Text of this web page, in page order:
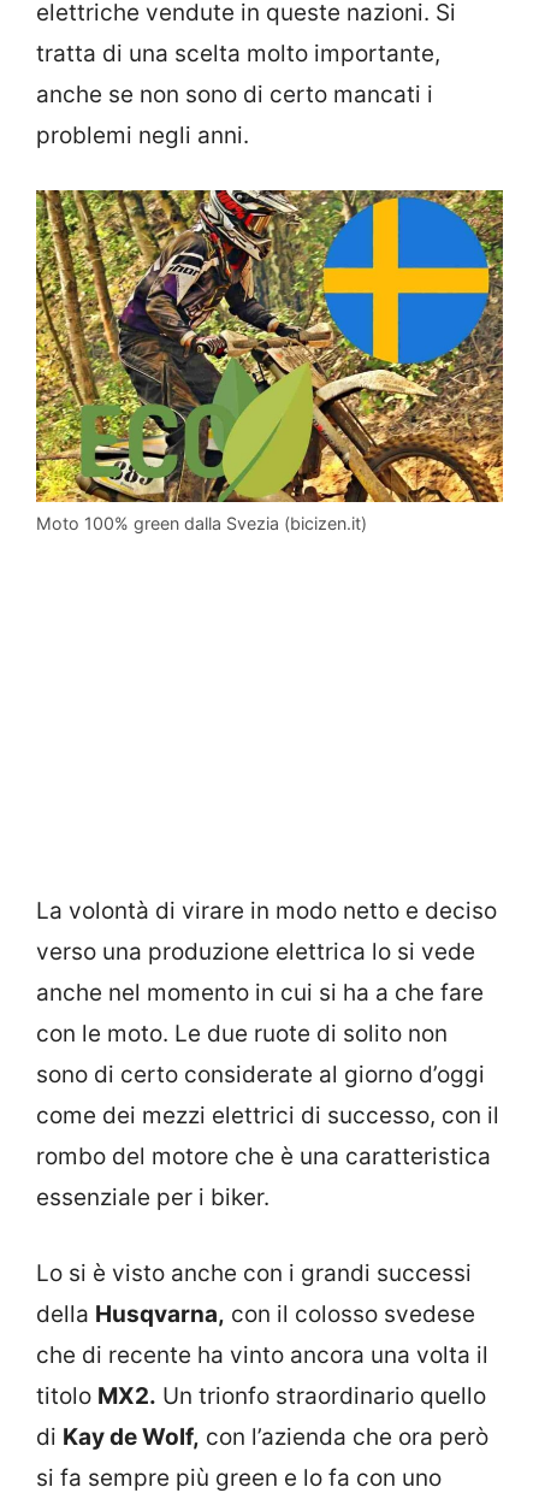
elettriche vendute in queste nazioni. Si
tratta di una scelta molto importante,
anche se non sono di certo mancati i
problemi negli anni.
Moto 100% green dalla Svezia (bicizen.it)
La volontà di virare in modo netto e deciso
verso una produzione elettrica lo si vede
anche nel momento in cui si ha a che fare
con le moto. Le due ruote di solito non
sono di certo considerate al giorno d’oggi
come dei mezzi elettrici di successo, con il
rombo del motore che è una caratteristica
essenziale per i biker.
Lo si è visto anche con i grandi successi
della Husqvarna, con il colosso svedese
che di recente ha vinto ancora una volta il
titolo MX2. Un trionfo straordinario quello
di Kay de Wolf, con l’azienda che ora però
si fa sempre più green e lo fa con uno